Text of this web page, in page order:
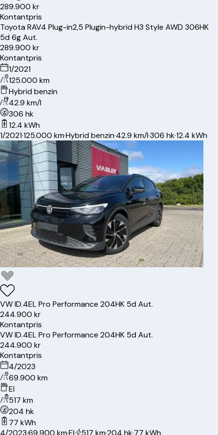
289.900 kr
Kontantpris
ToyotaRAV4 Plug-in2,5 Plugin-hybrid H3 Style AWD 306HK
5d 6g Aut.
289.900 kr
Kontantpris
1/2021
125.000 km
Hybrid benzin
42.9 km/l
306 hk
12.4 kWh
1/2021·125.000 km·Hybrid benzin·42.9 km/l·306 hk·12.4 kWh
VWID.4EL Pro Performance 204HK 5d Aut.
244.900 kr
Kontantpris
VWID.4EL Pro Performance 204HK 5d Aut.
244.900 kr
Kontantpris
4/2023
69.900 km
El
517 km
204 hk
77 kWh
4/2023·69.900 km·El· 517 km·204 hk·77 kWh